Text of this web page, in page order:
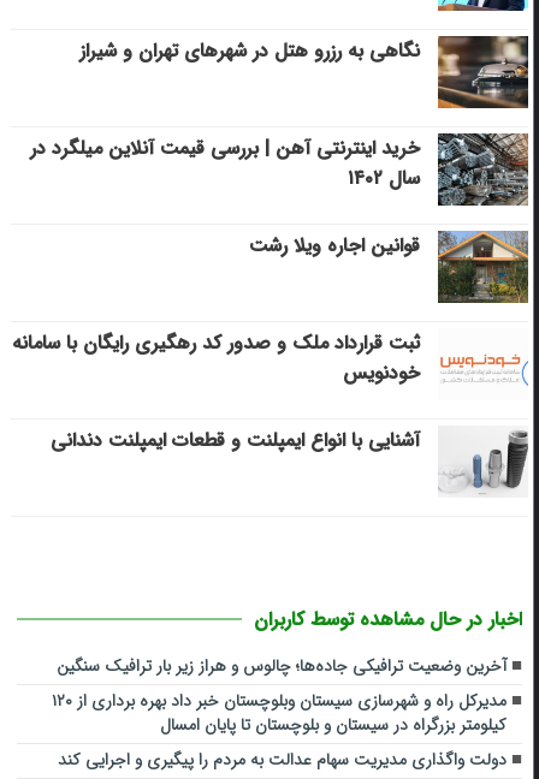
نگاهی به رزرو هتل در شهرهای تهران و شیراز
خرید اینترنتی آهن | بررسی قیمت آنلاین میلگرد در
سال ۱۴۰۲
قوانین اجاره ویلا رشت
ثبت قرارداد ملک و صدور کد رهگیری رایگان با سامانه
خودنویس
آشنایی با انواع ایمپلنت و قطعات ایمپلنت دندانی
اخبار در حال مشاهده توسط کاربران
آخرین وضعیت ترافیکی جاده‌ها؛ چالوس و هراز زیر بار ترافیک سنگین
مدیرکل راه و شهرسازی سیستان وبلوچستان خبر داد بهره برداری از ۱۲۰
کیلومتر بزرگراه در سیستان و بلوچستان تا پایان امسال
دولت واگذاری مدیریت سهام عدالت به مردم را پیگیری و اجرایی کند